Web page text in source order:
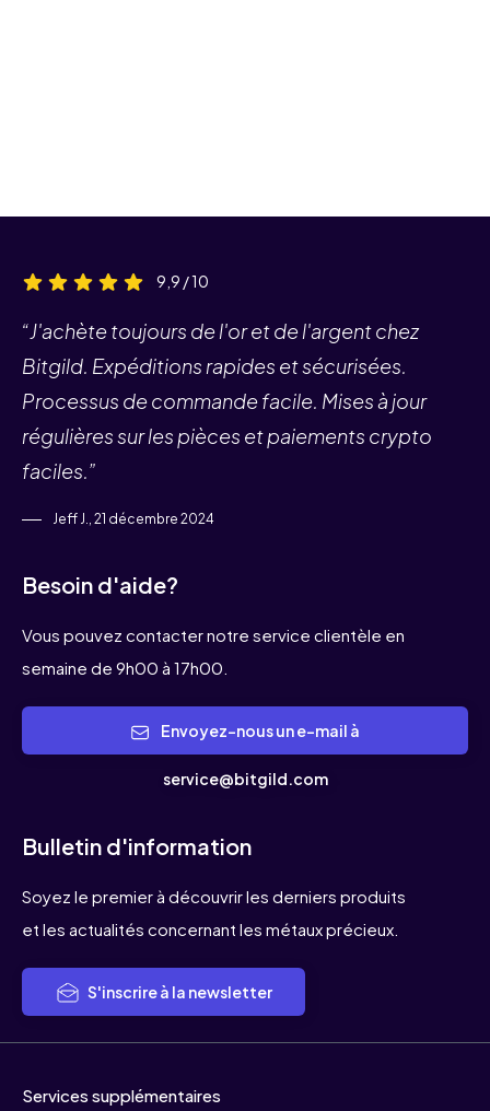
9,9 / 10
“J'achète toujours de l'or et de l'argent chez
Bitgild. Expéditions rapides et sécurisées.
Processus de commande facile. Mises à jour
régulières sur les pièces et paiements crypto
faciles.”
Jeff J., 21 décembre 2024
Besoin d'aide?
Vous pouvez contacter notre service clientèle en
semaine de 9h00 à 17h00.
service@bitgild.com
Bulletin d'information
Soyez le premier à découvrir les derniers produits
et les actualités concernant les métaux précieux.
S'inscrire à la newsletter
Services supplémentaires